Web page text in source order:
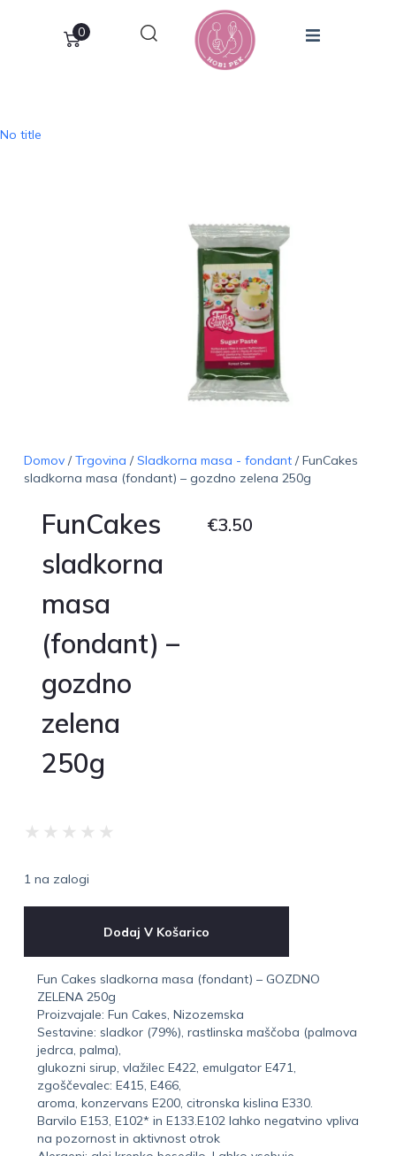
0
No title
Domov/Trgovina /Sladkorna masa - fondant/ FunCakes
sladkorna masa (fondant) – gozdno zelena 250g
FunCakes
sladkorna
masa
(fondant) –
gozdno
zelena
250g
€3.50
★ ★ ★ ★ ★
1 na zalogi
Dodaj V Košarico
Fun Cakes sladkorna masa (fondant) – GOZDNO
ZELENA 250g
Proizvajale: Fun Cakes, Nizozemska
Sestavine: sladkor (79%), rastlinska maščoba (palmova
jedrca, palma),
glukozni sirup, vlažilec E422, emulgator E471,
zgoščevalec: E415, E466,
aroma, konzervans E200, citronska kislina E330.
Barvilo E153, E102* in E133.E102 lahko negatvino vpliva
na pozornost in aktivnost otrok